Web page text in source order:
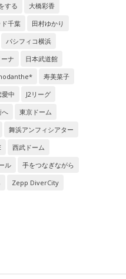
する
大橋彩香
千葉
田村ゆかり
パシフィコ横浜
ナ
日本武道館
寿美菜子
中
J2リーグ
へ
東京ドーム
舞浜アンフィシアター
西武ドーム
ル
手をつなぎながら
Zepp DiverCity